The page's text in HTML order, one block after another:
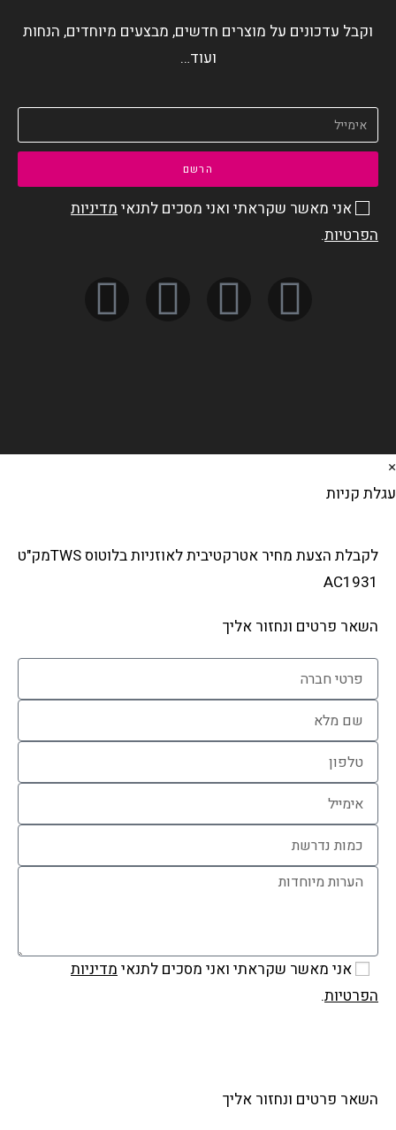
וקבל עדכונים על מוצרים חדשים, מבצעים מיוחדים, הנחות
ועוד…
אני מאשר שקראתי ואני מסכים לתנאימדיניות
הפרטיות.
הרשם
קניות
לקבלת הצעת מחיר אטרקטיבית לאוזניות בלוטוס TWSמק"ט
AC1931
השאר פרטים ונחזור אליך
אני מאשר שקראתי ואני מסכים לתנאימדיניות
הפרטיות.
השאר פרטים ונחזור אליך